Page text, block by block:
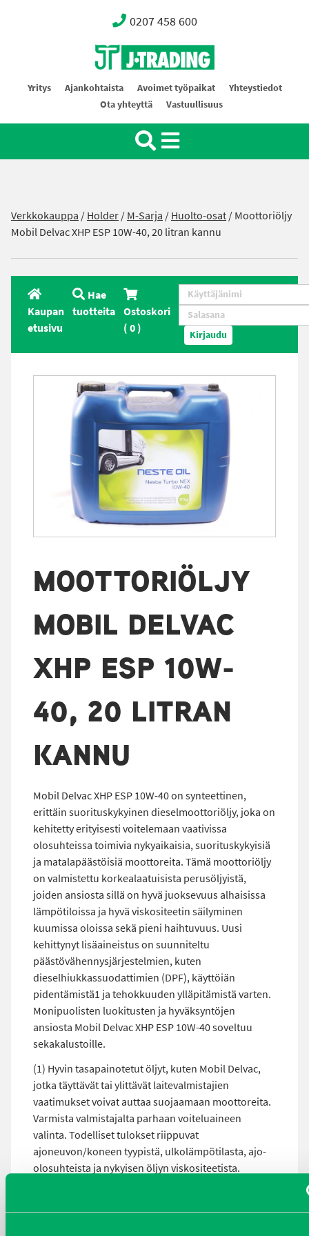
0207 458 600
Oy J-Trading Ab
Yritys Ajankohtaista Avoimet työpaikat
Yhteystiedot
Ota yhteyttä
Vastuullisuus
Verkkokauppa /Holder/M-Sarja /Huolto-osat/ Moottoriöljy
Mobil Delvac XHP ESP 10W-40, 20 litran kannu
Kaupan
etusivu
Hae
tuotteita Ostoskori
(0) Kirjaudu
MOOTTORIÖLJY
MOBIL DELVAC
XHP ESP 10W-
40, 20 LITRAN
KANNU
Mobil Delvac XHP ESP 10W-40 on synteettinen,
erittäin suorituskykyinen dieselmoottoriöljy, joka on
kehitetty erityisesti voitelemaan vaativissa
olosuhteissa toimivia nykyaikaisia, suorituskykyisiä
ja matalapäästöisiä moottoreita. Tämä moottoriöljy
on valmistettu korkealaatuisista perusöljyistä,
joiden ansiosta sillä on hyvä juoksevuus alhaisissa
lämpötiloissa ja hyvä viskositeetin säilyminen
kuumissa oloissa sekä pieni haihtuvuus. Uusi
kehittynyt lisäaineistus on suunniteltu
päästövähennysjärjestelmien, kuten
dieselhiukkassuodattimien (DPF), käyttöiän
pidentämistä1 ja tehokkuuden ylläpitämistä varten.
Monipuolisten luokitusten ja hyväksyntöjen
ansiosta Mobil Delvac XHP ESP 10W-40 soveltuu
sekakalustoille.
(1) Hyvin tasapainotetut öljyt, kuten Mobil Delvac,
jotka täyttävät tai ylittävät laitevalmistajien
vaatimukset voivat auttaa suojaamaan moottoreita.
Varmista valmistajalta parhaan voiteluaineen
valinta. Todelliset tulokset riippuvat
ajoneuvon/koneen tyypistä, ulkolämpötilasta, ajo-
olosuhteista ja nykyisen öljyn viskositeetista.